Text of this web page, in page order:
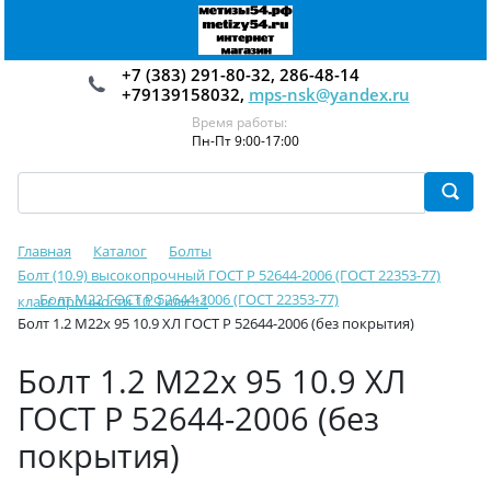
+7 (383) 291-80-32, 286-48-14
+79139158032, mps-nsk@yandex.ru
Время работы:
Пн-Пт 9:00-17:00
Главная Каталог
Болты
Болт (10.9) высокопрочный ГОСТ Р 52644-2006 (ГОСТ 22353-77)
класс прочности 10.9 или 11
Болт М22 ГОСТ Р 52644-2006 (ГОСТ 22353-77)
Болт 1.2 М22х 95 10.9 ХЛ ГОСТ Р 52644-2006 (без покрытия)
Болт 1.2 М22х 95 10.9 ХЛ
ГОСТ Р 52644-2006 (без
покрытия)